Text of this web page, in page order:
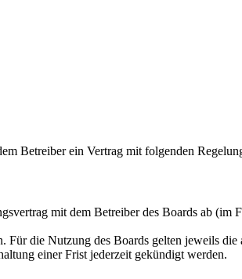
Betreiber ein Vertrag mit folgenden
mit dem Betreiber des Boards ab (im
die Nutzung des Boards gelten jeweils
einer Frist jederzeit gekündigt werden.